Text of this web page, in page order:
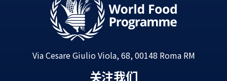
Via Cesare Giulio Viola, 68, 00148 Roma RM
关注我们